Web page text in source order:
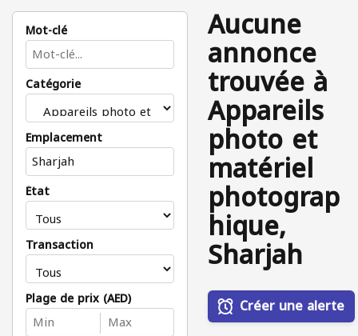
Mot-clé
Catégorie
Emplacement
État
Transaction
Plage de prix (AED)
Aucune
annonce
trouvée à
Appareils
photo et
matériel
photograp
hique,
Sharjah
Créer une alerte